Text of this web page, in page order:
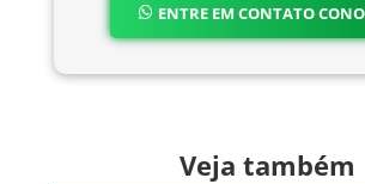
ENTRE EM CONTATO
Veja também